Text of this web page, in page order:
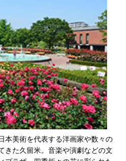
本美術を代表する洋画家や数々の
きた久留米。音楽や演劇などの文